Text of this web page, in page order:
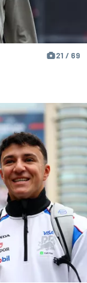
21 / 69